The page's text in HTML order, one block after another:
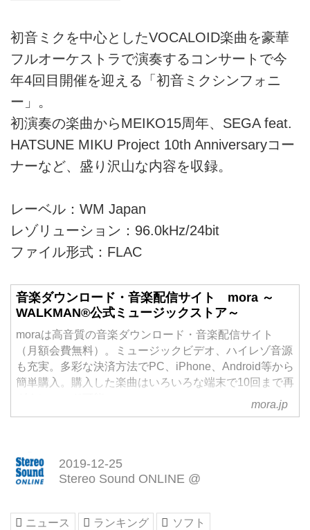
初音ミクを中心としたVOCALOID楽曲を豪華
フルオーケストラで演奏するコンサートで今
年4回目開催を迎える「初音ミクシンフォニ
ー」。
初演奏の楽曲からMEIKO15周年、SEGA feat.
HATSUNE MIKU Project 10th Anniversaryコー
ナーなど、盛り沢山な内容を収録。
レーベル：WM Japan
レゾリューション：96.0kHz/24bit
ファイル形式：FLAC
音楽ダウンロード・音楽配信サイト mora ～
WALKMAN®公式ミュージックストア～
moraは高音質の音楽ダウンロード・音楽配信サイト
（月額会費無料）。ミュージックビデオ、ハイレゾ音源
も充実。多彩な決済方法でPC、iPhone、Android等から
簡単購入。購入した楽曲はいろいろな端末で10回まで再
mora.jp
2019-12-25
Stereo Sound ONLINE @
ニュース ランキング
ソフト